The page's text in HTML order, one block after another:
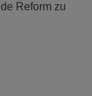
Reform zu